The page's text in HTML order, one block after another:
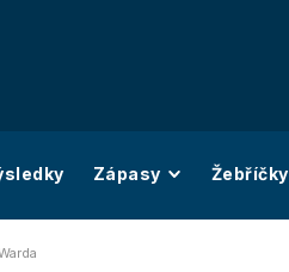
Zápasy Žebříčky